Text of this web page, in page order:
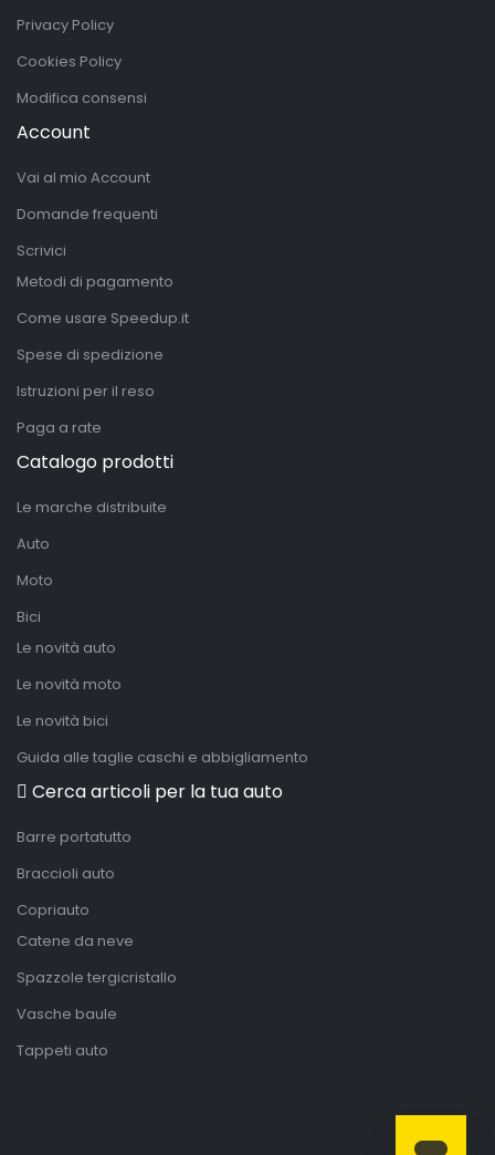
Privacy Policy
Cookies Policy
Modifica consensi
Account
Vai al mio Account
Domande frequenti
Scrivici
Metodi di pagamento
Come usare Speedup.it
Spese di spedizione
Istruzioni per il reso
Paga a rate
Catalogo prodotti
Le marche distribuite
Auto
Moto
Bici
Le novità auto
Le novità moto
Le novità bici
Guida alle taglie caschi e abbigliamento
Cerca articoli per la tua auto
Barre portatutto
Braccioli auto
Copriauto
Catene da neve
Spazzole tergicristallo
Vasche baule
Tappeti auto